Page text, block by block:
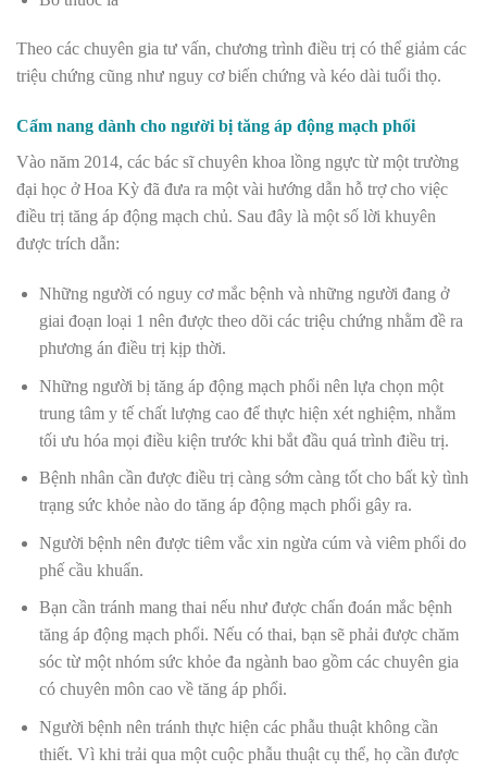
Theo các chuyên gia tư vấn, chương trình điều trị có thể giảm các
triệu chứng cũng như nguy cơ biến chứng và kéo dài tuổi thọ.
Cẩm nang dành cho người bị tăng áp động mạch phổi
Vào năm 2014, các bác sĩ chuyên khoa lồng ngực từ một trường
đại học ở Hoa Kỳ đã đưa ra một vài hướng dẫn hỗ trợ cho việc
điều trị tăng áp động mạch chủ. Sau đây là một số lời khuyên
được trích dẫn:
Những người có nguy cơ mắc bệnh và những người đang ở
giai đoạn loại 1 nên được theo dõi các triệu chứng nhằm đề ra
phương án điều trị kịp thời.
Những người bị tăng áp động mạch phổi nên lựa chọn một
trung tâm y tế chất lượng cao để thực hiện xét nghiệm, nhằm
tối ưu hóa mọi điều kiện trước khi bắt đầu quá trình điều trị.
Bệnh nhân cần được điều trị càng sớm càng tốt cho bất kỳ tình
trạng sức khỏe nào do tăng áp động mạch phổi gây ra.
Người bệnh nên được tiêm vắc xin ngừa cúm và viêm phổi do
phế cầu khuẩn.
Bạn cần tránh mang thai nếu như được chẩn đoán mắc bệnh
tăng áp động mạch phổi. Nếu có thai, bạn sẽ phải được chăm
sóc từ một nhóm sức khỏe đa ngành bao gồm các chuyên gia
có chuyên môn cao về tăng áp phổi.
Người bệnh nên tránh thực hiện các phẫu thuật không cần
thiết. Vì khi trải qua một cuộc phẫu thuật cụ thể, họ cần được